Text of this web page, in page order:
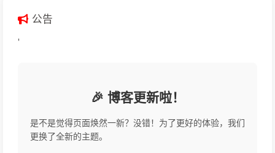
公告
'
🎉 博客更新啦！
是不是觉得页面焕然一新？没错！为了更好的体验，我们
更换了全新的主题。